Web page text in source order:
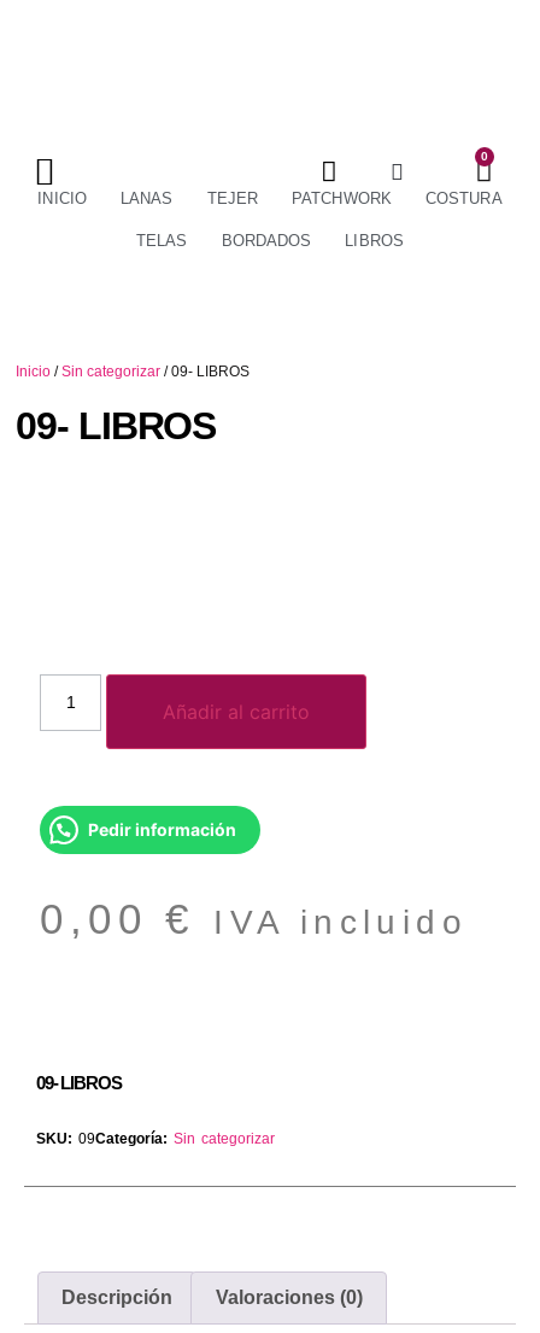
0
INICIO LANAS TEJER PATCHWORK COSTURA
TELAS BORDADOS LIBROS
Inicio /Sin categorizar / 09- LIBROS
09- LIBROS
Añadir al carrito
Pedir información
0,00€ IVA incluido
09- LIBROS
SKU: 09Categoría: Sin categorizar
Descripción Valoraciones (0)